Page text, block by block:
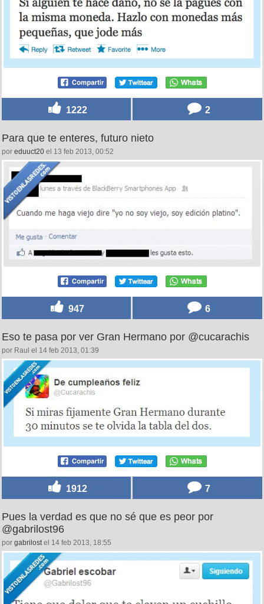
1222 2
Para que te enteres, futuro nieto
por eduuct20 el 13 feb 2013, 00:52
947 6
Eso te pasa por ver Gran Hermano por @cucarachis
por Raul el 14 feb 2013, 01:39
1912 7
Pues la verdad es que no sé que es peor por
@gabrilost96
por gabrilostel 14 feb 2013, 18:55